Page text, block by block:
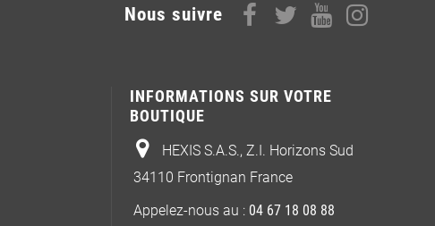
Nous suivre
INFORMATIONS SUR VOTRE
BOUTIQUE
HEXIS S.A.S., Z.I. Horizons Sud
34110 Frontignan France
Appelez-nous au : 04 67 18 08 88